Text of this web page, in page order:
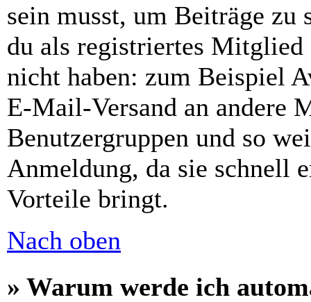
sein musst, um Beiträge
du als registriertes Mitglied
nicht haben: zum Beispiel
E-Mail-Versand an andere
Benutzergruppen und so
Anmeldung, da sie schnell
Vorteile bringt.
Nach oben
» Warum werde ich